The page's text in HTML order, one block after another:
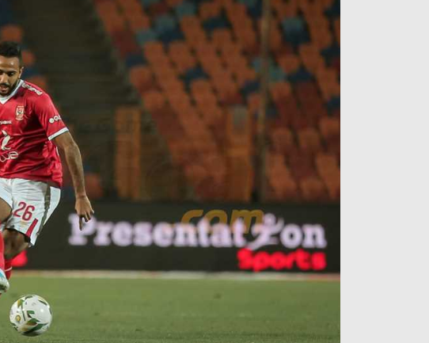
آراء حرة
ركن الألعاب
الدوري السعودي للمحترفين
دوري أبطال إفريقيا
كل البطولات